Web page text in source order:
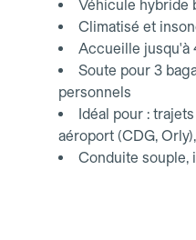
Véhicule hybride
Climatisé et
Accueille jusqu'à
Soute pour 3
personnels
Idéal pour :
aéroport (CDG,
Conduite souple,